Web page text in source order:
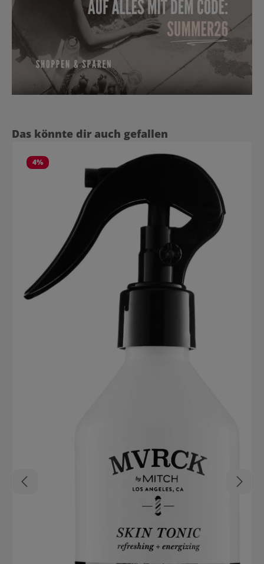
Produktgalerie überspringen
Das könnte dir auch gefallen
4%